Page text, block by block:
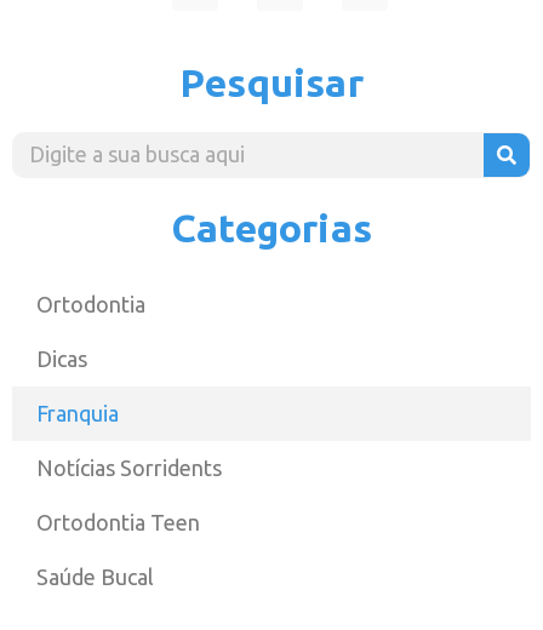
Pesquisar
Categorias
Ortodontia
Dicas
Franquia
Notícias Sorridents
Ortodontia Teen
Saúde Bucal